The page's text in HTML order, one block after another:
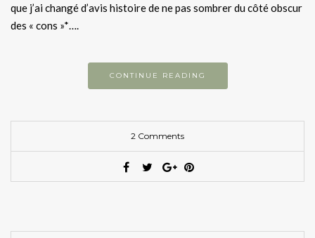
que j’ai changé d’avis histoire de ne pas sombrer du côté obscur
des « cons »*….
CONTINUE READING
2 Comments